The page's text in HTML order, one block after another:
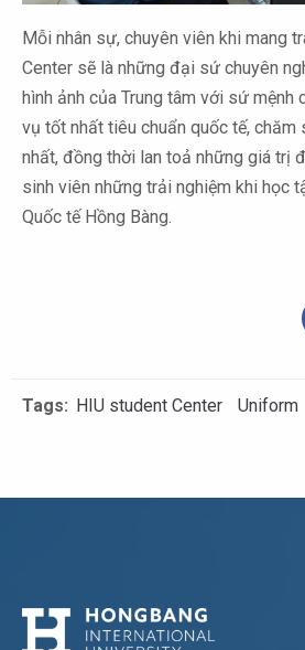
Mỗi nhân sự, chuyên viên khi mang
Center sẽ là những đại sứ chuyên
hình ảnh của Trung tâm với sứ mệnh
vụ tốt nhất tiêu chuẩn quốc tế, chăm
nhất, đồng thời lan toả những giá trị
sinh viên những trải nghiệm khi học
Quốc tế Hồng Bàng.
Tags: HIU student Center Uniform